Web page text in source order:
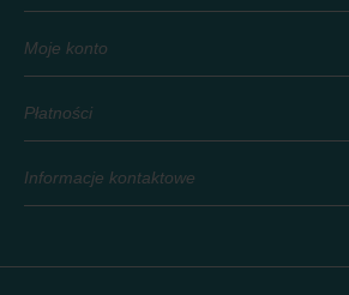
Moje konto
Płatności
Informacje kontaktowe